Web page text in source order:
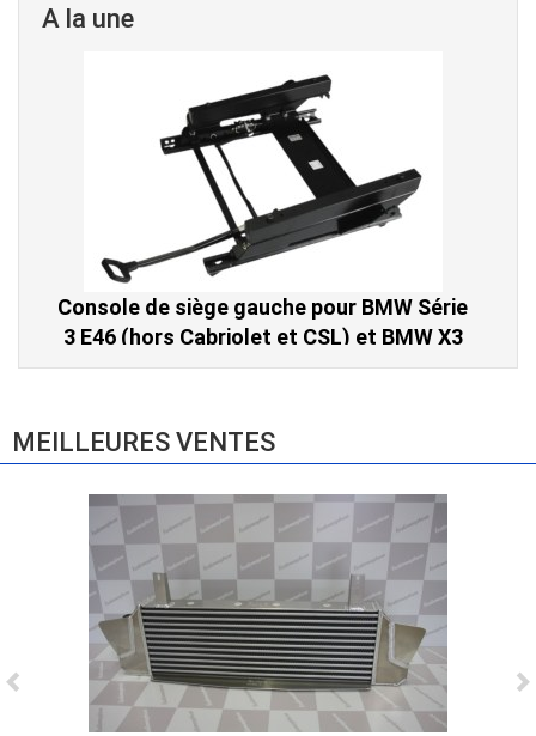
A la une
Ligne Cat-Back Active 4 Sorties avec
Console de siège gauche pour BMW Série
3 E46 (hors Cabriolet et CSL) et BMW X3
E83 (2004-2010)
MEILLEURES VENTES